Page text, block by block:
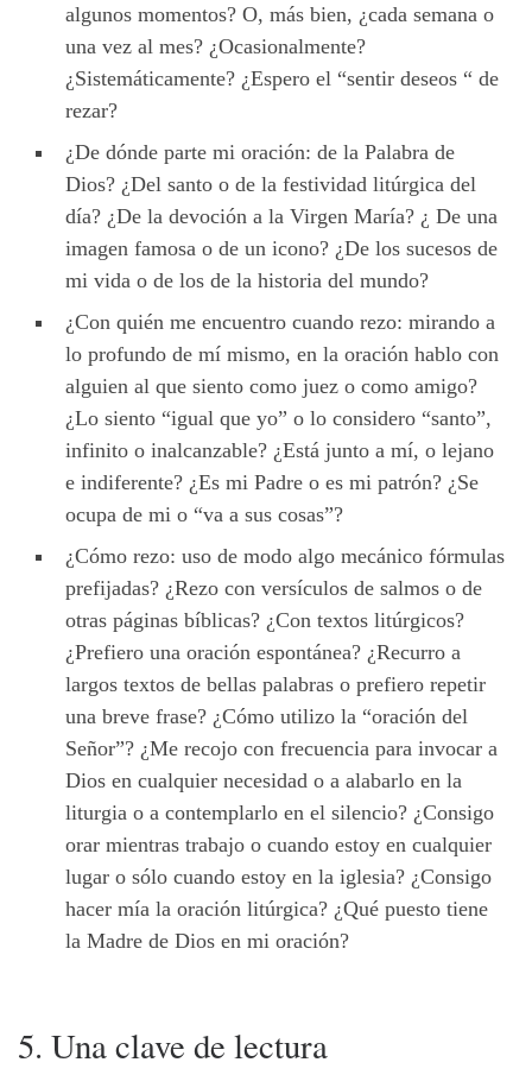
algunos momentos? O, más bien, ¿cada semana o
una vez al mes? ¿Ocasionalmente?
¿Sistemáticamente? ¿Espero el “sentir deseos “ de
rezar?
¿De dónde parte mi oración: de la Palabra de
Dios? ¿Del santo o de la festividad litúrgica del
día? ¿De la devoción a la Virgen María? ¿ De una
imagen famosa o de un icono? ¿De los sucesos de
mi vida o de los de la historia del mundo?
¿Con quién me encuentro cuando rezo: mirando a
lo profundo de mí mismo, en la oración hablo con
alguien al que siento como juez o como amigo?
¿Lo siento “igual que yo” o lo considero “santo”,
infinito o inalcanzable? ¿Está junto a mí, o lejano
e indiferente? ¿Es mi Padre o es mi patrón? ¿Se
ocupa de mi o “va a sus cosas”?
¿Cómo rezo: uso de modo algo mecánico fórmulas
prefijadas? ¿Rezo con versículos de salmos o de
otras páginas bíblicas? ¿Con textos litúrgicos?
¿Prefiero una oración espontánea? ¿Recurro a
largos textos de bellas palabras o prefiero repetir
una breve frase? ¿Cómo utilizo la “oración del
Señor”? ¿Me recojo con frecuencia para invocar a
Dios en cualquier necesidad o a alabarlo en la
liturgia o a contemplarlo en el silencio? ¿Consigo
orar mientras trabajo o cuando estoy en cualquier
lugar o sólo cuando estoy en la iglesia? ¿Consigo
hacer mía la oración litúrgica? ¿Qué puesto tiene
la Madre de Dios en mi oración?
5. Una clave de lectura